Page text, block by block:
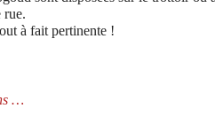
rue.
à fait pertinente !
…